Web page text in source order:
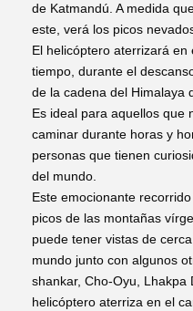
de Katmandú. A medida
este, verá los picos
El helicóptero aterrizará
tiempo, durante el
de la cadena del Himalaya
Es ideal para aquellos que
caminar durante horas y
personas que tienen
del mundo.
Este emocionante
picos de las montañas
puede tener vistas de
mundo junto con algunos
shankar, Cho-Oyu, Lhakpa
helicóptero aterriza en el